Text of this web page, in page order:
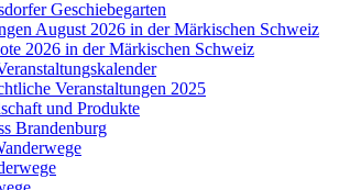
Geschiebegarten
August 2026 in der Märkischen Schweiz
2026 in der Märkischen Schweiz
Veranstaltungen 2025
und Produkte
Brandenburg